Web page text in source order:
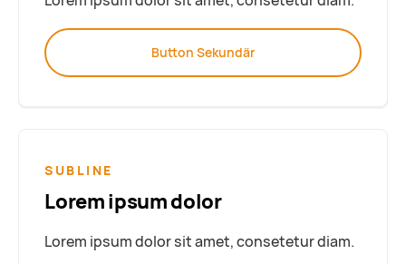
Button Sekundär
SUBLINE
Lorem ipsum dolor
Lorem ipsum dolor sit amet, consetetur diam.